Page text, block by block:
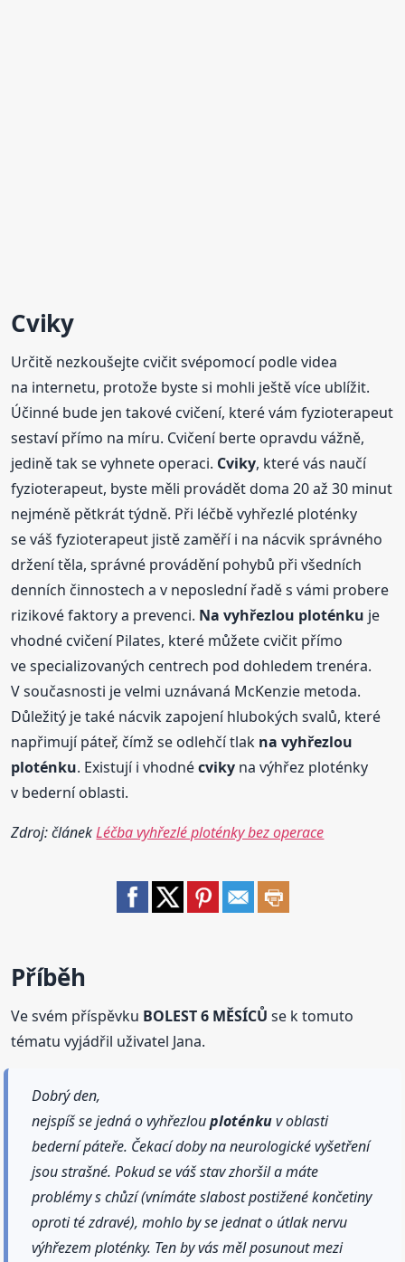
Cviky
Určitě nezkoušejte cvičit svépomocí podle videa
na internetu, protože byste si mohli ještě více ublížit.
Účinné bude jen takové cvičení, které vám fyzioterapeut
sestaví přímo na míru. Cvičení berte opravdu vážně,
jedině tak se vyhnete operaci. Cviky, které vás naučí
fyzioterapeut, byste měli provádět doma 20 až 30 minut
nejméně pětkrát týdně. Při léčbě vyhřezlé ploténky
se váš fyzioterapeut jistě zaměří i na nácvik správného
držení těla, správné provádění pohybů při všedních
denních činnostech a v neposlední řadě s vámi probere
rizikové faktory a prevenci. Na vyhřezlou ploténku je
vhodné cvičení Pilates, které můžete cvičit přímo
ve specializovaných centrech pod dohledem trenéra.
V současnosti je velmi uznávaná McKenzie metoda.
Důležitý je také nácvik zapojení hlubokých svalů, které
napřimují páteř, čímž se odlehčí tlak na vyhřezlou
ploténku. Existují i vhodnécviky na výhřez ploténky
v bederní oblasti.
Zdroj: článekLéčba vyhřezlé ploténky bez operace
Příběh
Ve svém příspěvku BOLEST 6 MĚSÍCŮ se k tomuto
tématu vyjádřil uživatel Jana.
Dobrý den,
nejspíš se jedná o vyhřezlouploténkuv oblasti
bederní páteře. Čekací doby na neurologické vyšetření
jsou strašné. Pokud se váš stav zhoršil a máte
problémy s chůzí (vnímáte slabost postižené končetiny
oproti té zdravé), mohlo by se jednat o útlak nervu
výhřezem ploténky. Ten by vás měl posunout mezi